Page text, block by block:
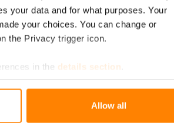
your data and for what purposes. Your
your choices. You can change or
the Privacy trigger icon.
in the details section
partners who may combine it with
use of their services.
Allow all